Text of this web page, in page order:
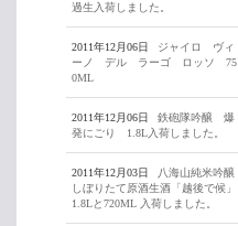
過生入荷しました。
2011年12月06日
ジャイロ ヴィ
ーノ デル ラーゴ ロッソ 75
0ML
2011年12月06日
鉄砲隊吟醸 爆
発にごり 1.8L入荷しました。
2011年12月03日
八海山純米吟醸
しぼりたて原酒生酒「越後で候」
1.8Lと720ML 入荷しました。